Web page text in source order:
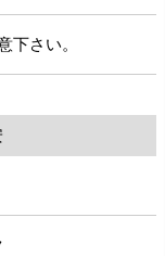
下さい。